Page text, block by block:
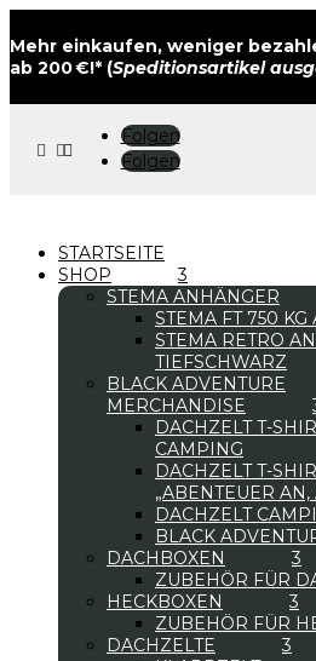
Mehr einkaufen, weniger
ab 200 €!* (Speditionsartikel
 
Folgen
Folgen
STARTSEITE
SHOP
STEMA ANHÄNGER
STEMA FT 750
STEMA RETRO
TIEFSCHWARZ
BLACK ADVENTURE
MERCHANDISE
DACHZELT T-
CAMPING
DACHZELT T-
„ABENTEUER AN,
DACHZELT
BLACK
DACHBOXEN
ZUBEHÖR FÜR
HECKBOXEN
ZUBEHÖR FÜR
DACHZELTE